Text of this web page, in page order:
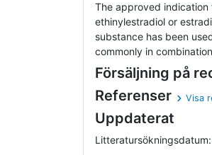
The approved indication
ethinylestradiol or
substance has been
commonly in
Försäljning på
Referenser Visa
Uppdaterat